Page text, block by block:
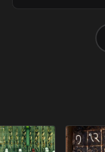
سلاسل